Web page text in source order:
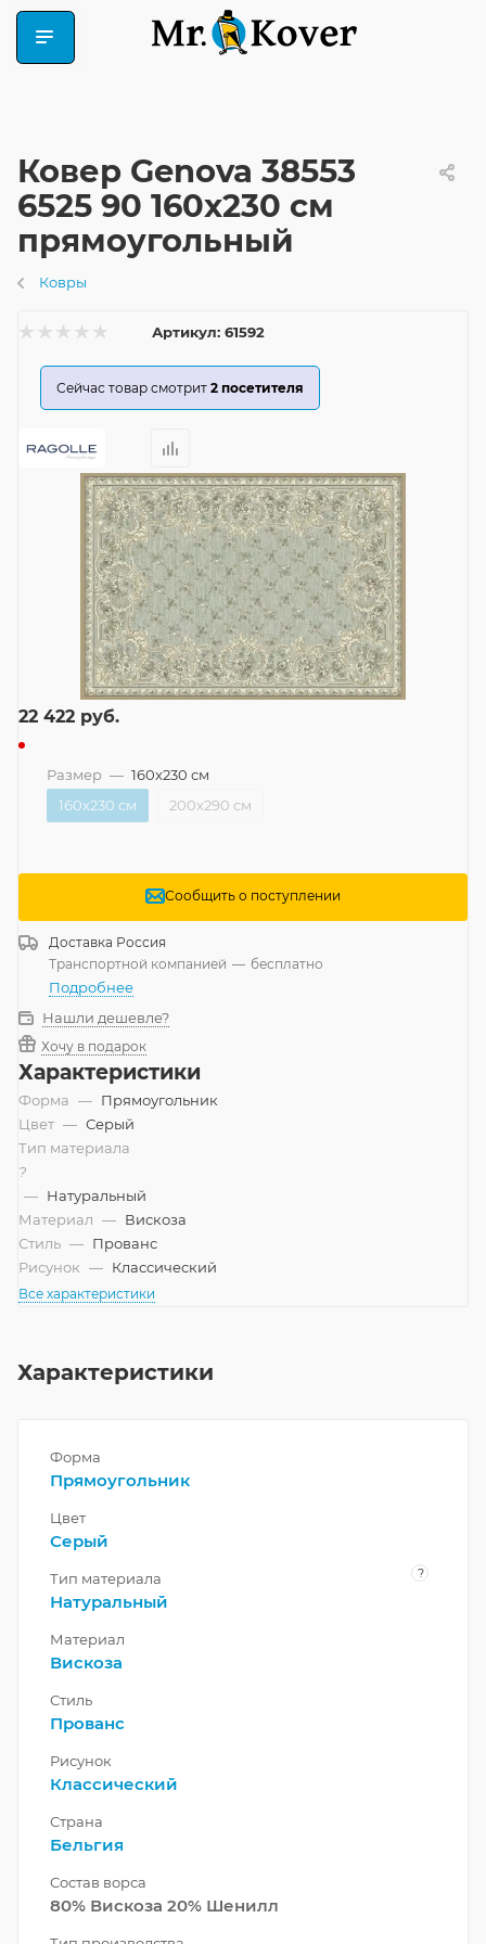
Ковер Genova 38553
6525 90 160x230 см
прямоугольный
Ковры
Артикул: 61592
Сейчас товар смотрит 2 посетителя
22 422 руб.
Размер — 160x230 см
160x230 см
200x290 см
Сообщить о поступлении
Доставка Россия
Транспортной компанией — бесплатно
Подробнее
Нашли дешевле?
Хочу в подарок
Характеристики
Форма — Прямоугольник
Цвет — Серый
Тип материала
?
— Натуральный
Материал — Вискоза
Стиль — Прованс
Рисунок — Классический
Все характеристики
Характеристики
Форма
Прямоугольник
Цвет
Серый
Тип материала ?
Натуральный
Материал
Вискоза
Стиль
Прованс
Рисунок
Классический
Страна
Бельгия
Состав ворса
80% Вискоза 20% Шенилл